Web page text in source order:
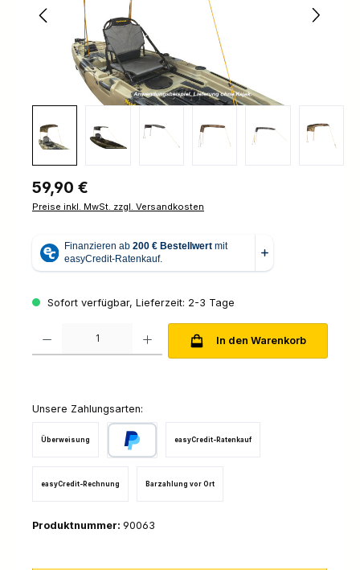
Regulärer Preis:
59,90 €
Preise inkl. MwSt. zzgl. Versandkosten
Sofort verfügbar, Lieferzeit: 2-3 Tage
Produkt Anzahl: Gib den gewünschten Wert ein oder benutze die
In den Warenkorb
Unsere Zahlungsarten:
Überweisung easyCredit-Ratenkauf
easyCredit-Rechnung Barzahlung vor Ort
Produktnummer: 90063